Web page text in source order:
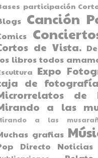
participación
Canción
de Vista.
libros todos
Expo
de
de
a las
a las
grafias
Directo Noticias